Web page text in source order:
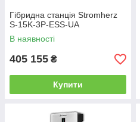
Гібридна станція Stromherz
S-15K-3P-ESS-UA
В наявності
405 155 ₴
Купити